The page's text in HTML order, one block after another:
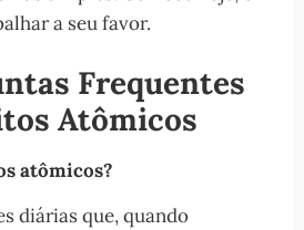
a seu favor.
Frequentes
Atômicos
atômicos?
diárias que, quando